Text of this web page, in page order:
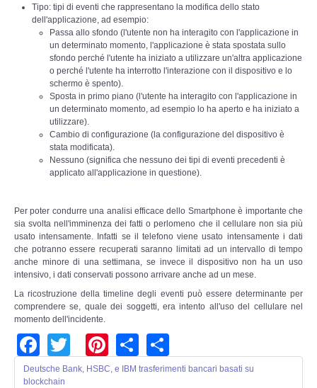
Tipo: tipi di eventi che rappresentano la modifica dello stato
dell'applicazione, ad esempio:
Passa allo sfondo (l'utente non ha interagito con l'applicazione in
un determinato momento, l'applicazione è stata spostata sullo
sfondo perché l'utente ha iniziato a utilizzare un'altra applicazione
o perché l'utente ha interrotto l'interazione con il dispositivo e lo
schermo è spento).
Sposta in primo piano (l'utente ha interagito con l'applicazione in
un determinato momento, ad esempio lo ha aperto e ha iniziato a
utilizzare).
Cambio di configurazione (la configurazione del dispositivo è
stata modificata).
Nessuno (significa che nessuno dei tipi di eventi precedenti è
applicato all'applicazione in questione).
Per poter condurre una analisi efficace dello Smartphone è importante che
sia svolta nell'imminenza dei fatti o perlomeno che il cellulare non sia più
usato intensamente. Infatti se il telefono viene usato intensamente i dati
che potranno essere recuperati saranno limitati ad un intervallo di tempo
anche minore di una settimana, se invece il dispositivo non ha un uso
intensivo, i dati conservati possono arrivare anche ad un mese.
La ricostruzione della timeline degli eventi può essere determinante per
comprendere se, quale dei soggetti, era intento all'uso del cellulare nel
momento dell'incidente.
Facebook
TwitterPinterest
Share
Deutsche Bank, HSBC, e IBM trasferimenti bancari basati su
blockchain